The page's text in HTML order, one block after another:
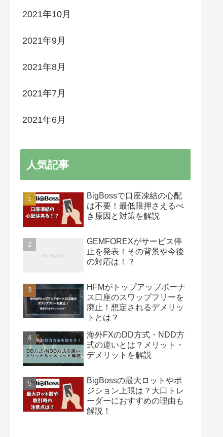
2021年10月
2021年9月
2021年8月
2021年7月
2021年6月
人気記事
BigBossで口座凍結の心配
は不要！最低限押さえるべ
き原因と対策を解説
GEMFOREXがサービス停
止を発表！その背景や今後
の対応は！？
HFMがトップアップボーナ
ス口座のスワップフリーを
廃止！想定されるデメリッ
トとは？
海外FXのDD方式・NDD方
式の違いとは？メリット・
デメリットを解説
BigBossの最大ロットやポ
ジション上限は？大口トレ
ーダーにおすすめの理由も
解説！